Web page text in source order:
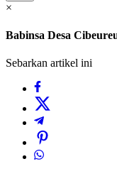
×
Babinsa Desa
Sebarkan artikel ini